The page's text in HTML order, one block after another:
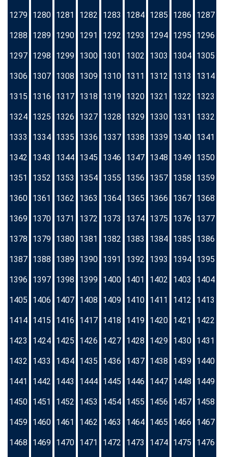
1279 1280 1281 1282 1283 1284 1285 1286 1287
1288 1289 1290 1291 1292 1293 1294 1295 1296
1297 1298 1299 1300 1301 1302 1303 1304 1305
1306 1307 1308 1309 1310 1311 1312 1313 1314
1315 1316 1317 1318 1319 1320 1321 1322 1323
1324 1325 1326 1327 1328 1329 1330 1331 1332
1333 1334 1335 1336 1337 1338 1339 1340 1341
1342 1343 1344 1345 1346 1347 1348 1349 1350
1351 1352 1353 1354 1355 1356 1357 1358 1359
1360 1361 1362 1363 1364 1365 1366 1367 1368
1369 1370 1371 1372 1373 1374 1375 1376 1377
1378 1379 1380 1381 1382 1383 1384 1385 1386
1387 1388 1389 1390 1391 1392 1393 1394 1395
1396 1397 1398 1399 1400 1401 1402 1403 1404
1405 1406 1407 1408 1409 1410 1411 1412 1413
1414 1415 1416 1417 1418 1419 1420 1421 1422
1423 1424 1425 1426 1427 1428 1429 1430 1431
1432 1433 1434 1435 1436 1437 1438 1439 1440
1441 1442 1443 1444 1445 1446 1447 1448 1449
1450 1451 1452 1453 1454 1455 1456 1457 1458
1459 1460 1461 1462 1463 1464 1465 1466 1467
1468 1469 1470 1471 1472 1473 1474 1475 1476